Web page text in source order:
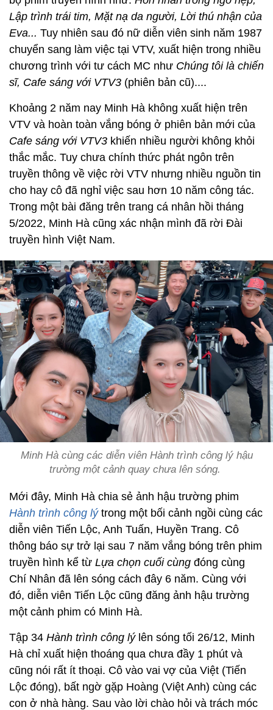
Lập trình trái tim, Mặt nạ da người, Lời thú nhận của
Eva... Tuy nhiên sau đó nữ diễn viên sinh năm 1987
chuyển sang làm việc tại VTV, xuất hiện trong nhiều
chương trình với tư cách MC như Chúng tôi là chiến
sĩ, Cafe sáng với VTV3 (phiên bản cũ)....
Khoảng 2 năm nay Minh Hà không xuất hiện trên
VTV và hoàn toàn vắng bóng ở phiên bản mới của
Cafe sáng với VTV3 khiến nhiều người không khỏi
thắc mắc. Tuy chưa chính thức phát ngôn trên
truyền thông về việc rời VTV nhưng nhiều nguồn tin
cho hay cô đã nghỉ việc sau hơn 10 năm công tác.
Trong một bài đăng trên trang cá nhân hồi tháng
5/2022, Minh Hà cũng xác nhận mình đã rời Đài
truyền hình Việt Nam.
Minh Hà cùng các diễn viên Hành trình công lý hậu
trường một cảnh quay chưa lên sóng.
Mới đây, Minh Hà chia sẻ ảnh hậu trường phim
Hành trình công lýtrong một bối cảnh ngồi cùng các
diễn viên Tiến Lộc, Anh Tuấn, Huyền Trang. Cô
thông báo sự trở lại sau 7 năm vắng bóng trên phim
truyền hình kể từ Lựa chọn cuối cùng đóng cùng
Chí Nhân đã lên sóng cách đây 6 năm. Cùng với
đó, diễn viên Tiến Lộc cũng đăng ảnh hậu trường
một cảnh phim có Minh Hà.
Tập 34 Hành trình công lýlên sóng tối 26/12, Minh
Hà chỉ xuất hiện thoáng qua chưa đầy 1 phút và
cũng nói rất ít thoại. Cô vào vai vợ của Việt (Tiến
Lộc đóng), bất ngờ gặp Hoàng (Việt Anh) cùng các
con ở nhà hàng. Sau vào lời chào hỏi và trách móc